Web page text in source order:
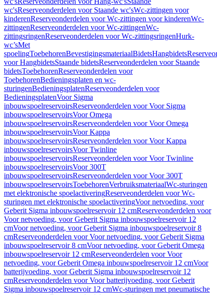
wc'sReserveonderdelen voor Staande wc'sWc-zittingen voor
kinderenReserveonderdelen voor Wc-zittingen voor kinderenWc-
zittingenReserveonderdelen voor Wc-zittingenWc-
zittingsringenReserveonderdelen voor Wc-zittingsringenHurk-
wc’sMet
spoelingToebehorenBevestigingsmateriaalBidetsHangbidets
voor HangbidetsStaande bidetsReserveonderdelen voor Staande
bidetsToebehorenReserveonderdelen voor
ToebehorenBedieningsplaten en wc-
sturingenBedieningsplatenReserveonderdelen voor
BedieningsplatenVoor Sigma
inbouwspoelreservoirsReserveonderdelen voor Voor Sigma
inbouwspoelreservoirsVoor Omega
inbouwspoelreservoirsReserveonderdelen voor Voor Omega
inbouwspoelreservoirsVoor Kappa
inbouwspoelreservoirsReserveonderdelen voor Voor Kappa
inbouwspoelreservoirsVoor Twinline
inbouwspoelreservoirsReserveonderdelen voor Voor Twinline
inbouwspoelreservoirsVoor 300T
inbouwspoelreservoirsReserveonderdelen voor Voor 300T
inbouwspoelreservoirsToebehorenVerbruiksmateriaalWc-sturingen
met elektronische spoelactiveringReserveonderdelen voor Wc-
sturingen met elektronische spoelactiveringVoor netvoeding, voor
Geberit Sigma inbouwspoelreservoir 12 cmReserveonderdelen voor
Voor netvoeding, voor Geberit Sigma inbouwspoelreservoir 12
cmVoor netvoeding, voor Geberit Sigma inbouwspoelreservoir 8
cmReserveonderdelen voor Voor netvoeding, voor Geberit Sigma
inbouwspoelreservoir 8 cmVoor netvoeding, voor Geberit Omega
inbouwspoelreservoir 12 cmReserveonderdelen voor Voor
netvoeding, voor Geberit Omega inbouwspoelreservoir 12 cmVoor
batterijvoeding, voor Geberit Sigma inbouwspoelreservoir 12
cmReserveonderdelen voor Voor batterijvoeding, voor Geberit
Sigma inbouwspoelreservoir 12 cmWc-sturingen met pneumatische